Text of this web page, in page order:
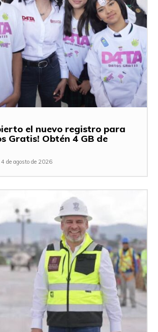
el nuevo registro para
Gratis! Obtén 4 GB de
4 de agosto de 2026